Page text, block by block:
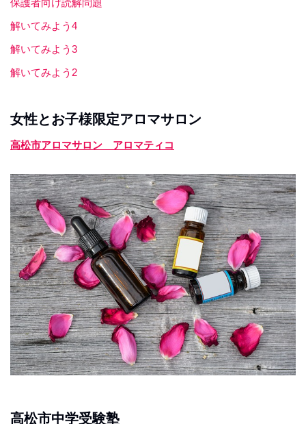
解いてみよう4
解いてみよう3
解いてみよう2
女性とお子様限定アロマサロン
高松市アロマサロン アロマティコ
高松市中学受験塾